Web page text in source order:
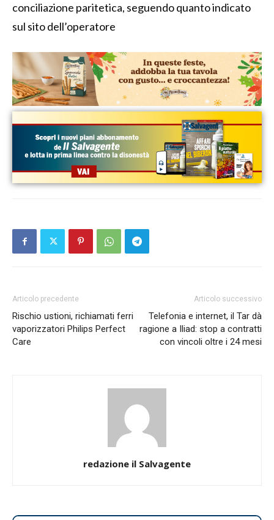
conciliazione paritetica, seguendo quanto indicato
sul sito dell’operatore
Articolo precedente
Rischio ustioni, richiamati ferri
vaporizzatori Philips Perfect
Care
Articolo successivo
Telefonia e internet, il Tar dà
ragione a Iliad: stop a contratti
con vincoli oltre i 24 mesi
redazione il Salvagente